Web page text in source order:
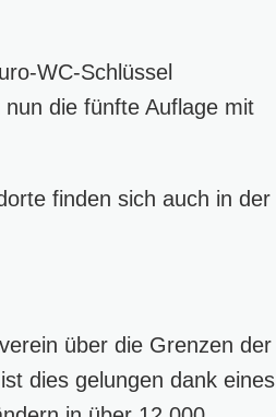
WC-Schlüssel
die fünfte Auflage mit
finden sich auch in der
über die Grenzen der
dies gelungen dank eines